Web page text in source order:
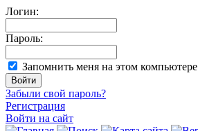
Логин:
Пароль:
Запомнить меня на этом компьютере
Забыли свой пароль?
Регистрация
Войти на сайт